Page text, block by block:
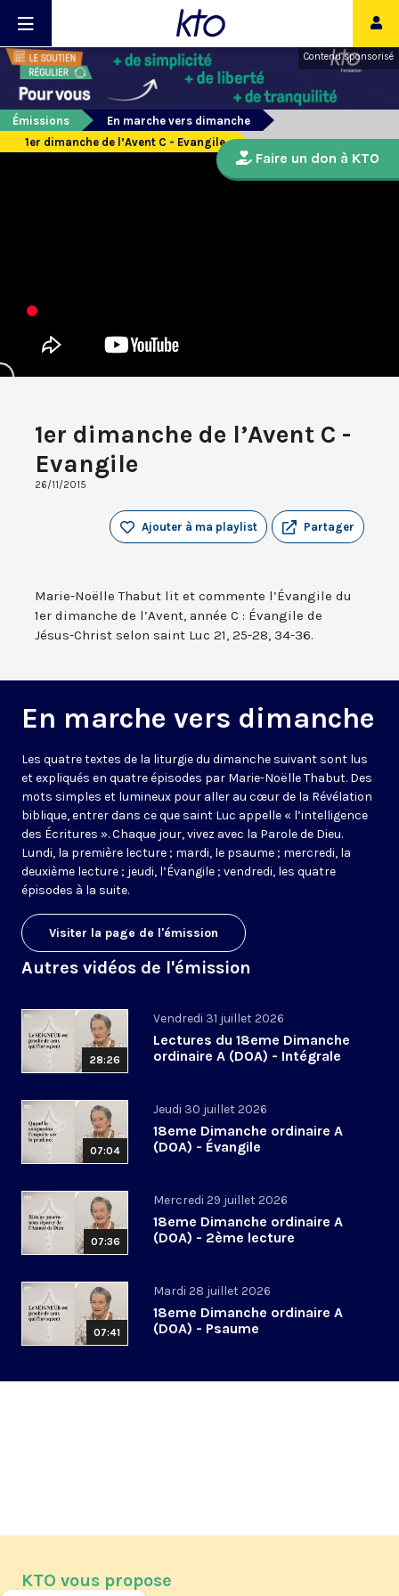
Contenu sponsorisé
Émissions
En marche vers dimanche
1er dimanche de l’Avent C - Evangile
1er dimanche de l’Avent C -
Evangile
26/11/2015
Partager
Ajouter à ma playlist
Marie-Noëlle Thabut lit et commente l’Évangile du
1er dimanche de l’Avent, année C : Évangile de
Jésus-Christ selon saint Luc 21, 25-28, 34-36.
En marche vers dimanche
Les quatre textes de la liturgie du dimanche suivant sont lus
et expliqués en quatre épisodes par Marie-Noëlle Thabut. Des
mots simples et lumineux pour aller au cœur de la Révélation
biblique, entrer dans ce que saint Luc appelle « l’intelligence
des Écritures ». Chaque jour, vivez avec la Parole de Dieu.
Lundi, la première lecture ; mardi, le psaume ; mercredi, la
deuxième lecture ; jeudi, l’Évangile ; vendredi, les quatre
épisodes à la suite.
Visiter la page de l'émission
Autres vidéos de l'émission
28:26
Vendredi 31 juillet 2026
Lectures du 18eme Dimanche
ordinaire A (DOA) - Intégrale
07:04
Jeudi 30 juillet 2026
18eme Dimanche ordinaire A
(DOA) - Évangile
07:36
Mercredi 29 juillet 2026
18eme Dimanche ordinaire A
(DOA) - 2ème lecture
07:41
Mardi 28 juillet 2026
18eme Dimanche ordinaire A
(DOA) - Psaume
Faire un don à KTO
KTO vous propose